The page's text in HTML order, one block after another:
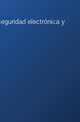
electrónica y